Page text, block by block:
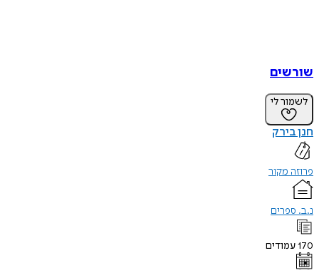
שורשים
לשמור לי
חנן בירק
פרוזה מקור
נ.ב. ספרים
170עמודים